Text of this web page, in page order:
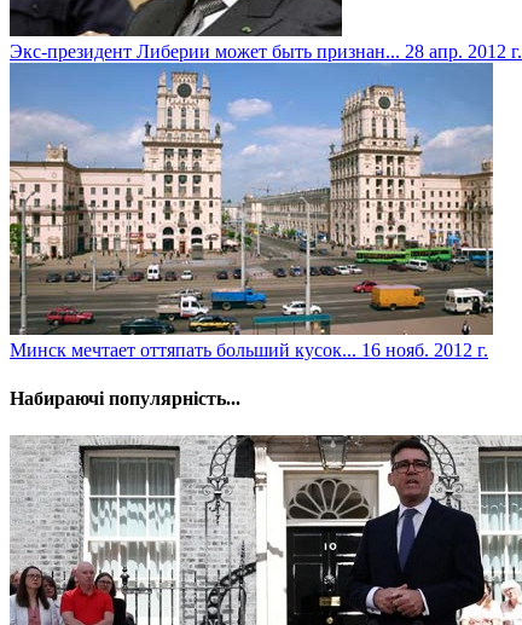
Экс-президент Либерии может быть признан... 28 апр. 2012 г.
Минск мечтает оттяпать больший кусок... 16 нояб. 2012 г.
Набираючі популярність...